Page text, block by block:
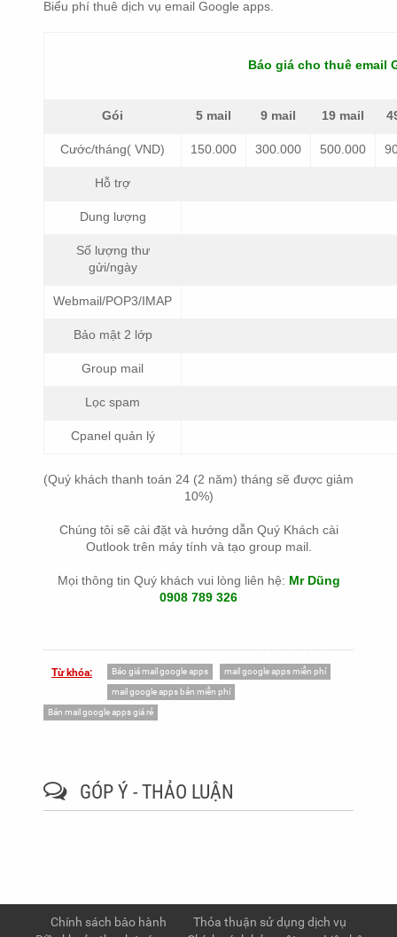
Biểu phí thuê dịch vụ email Google apps.
Báo giá cho thuê email
Gói 5 mail 9 mail 19 mail
Cước/tháng( VND) 150.000 300.000 500.000
Hỗ trợ
Dung lượng
Số lượng thư
gửi/ngày
Webmail/POP3/IMAP
Bảo mật 2 lớp
Group mail
Lọc spam
Cpanel quản lý
(Quý khách thanh toán 24 (2 năm) tháng sẽ được giảm
10%)
Chúng tôi sẽ cài đặt và hướng dẫn Quý Khách cài
Outlook trên máy tính và tạo group mail.
Mọi thông tin Quý khách vui lòng liên hệ: Mr Dũng
0908 789 326
Từ khóa: Báo giá mail google apps
mail google apps miễn phí
mail google apps bản miễn phí
Bán mail google apps giá rẻ
GÓP Ý - THẢO LUẬN
Chính sách bảo hành
Thỏa thuận sử dụng dịch vụ